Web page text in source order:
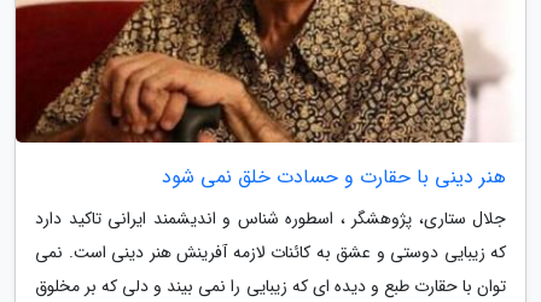
هنر دینی با حقارت و حسادت خلق نمی شود
جلال ستاری، پژوهشگر ، اسطوره شناس و اندیشمند ایرانی تاکید دارد
که زیبایی دوستی و عشق به کائنات لازمه آفرینش هنر دینی است. نمی
توان با حقارت طبع و دیده ای که زیبایی را نمی بیند و دلی که بر مخلوق